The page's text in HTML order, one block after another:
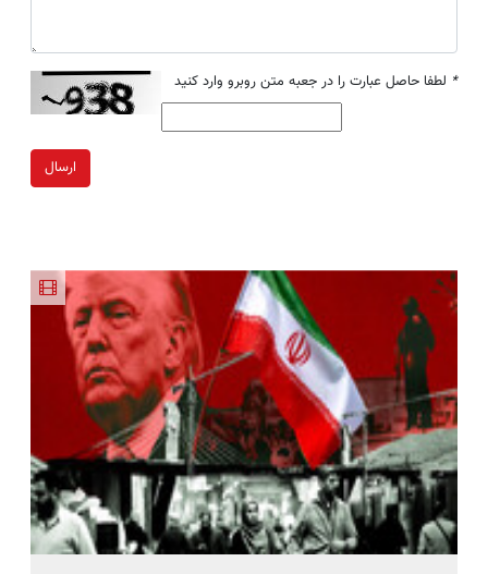
* لطفا حاصل عبارت را در جعبه متن روبرو وارد کنید
ارسال